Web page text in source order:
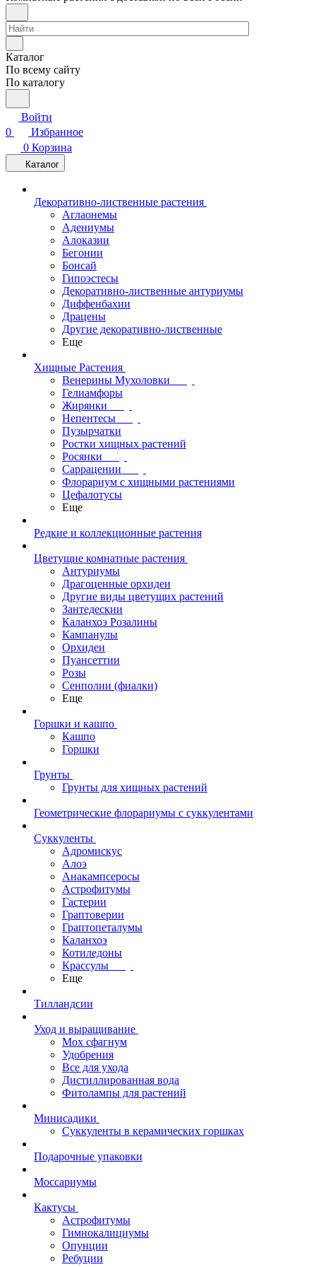
Каталог
По всему сайту
По каталогу
Войти
0
Избранное
0 Корзина
Каталог
Декоративно-лиственные растения
Аглаонемы
Адениумы
Алоказии
Бегонии
Бонсай
Гипоэстесы
Декоративно-лиственные антуриумы
Диффенбахии
Драцены
Другие декоративно-лиственные
Еще
Хищные Растения
Венерины Мухоловки
Гелиамфоры
Жирянки
Непентесы
Пузырчатки
Ростки хищных растений
Росянки
Саррацении
Флорариум с хищными растениями
Цефалотусы
Еще
Редкие и коллекционные растения
Цветущие комнатные растения
Антуриумы
Драгоценные орхидеи
Другие виды цветущих растений
Зантедескии
Каланхоэ Розалины
Кампанулы
Орхидеи
Пуансеттии
Розы
Сенполии (фиалки)
Еще
Горшки и кашпо
Кашпо
Горшки
Грунты
Грунты для хищных растений
Геометрические флорариумы с суккулентами
Суккуленты
Адромискус
Алоэ
Анакампсеросы
Астрофитумы
Гастерии
Граптоверии
Граптопеталумы
Каланхоэ
Котиледоны
Крассулы
Еще
Тилландсии
Уход и выращивание
Мох сфагнум
Удобрения
Все для ухода
Дистиллированная вода
Фитолампы для растений
Минисадики
Суккуленты в керамических горшках
Подарочные упаковки
Моссариумы
Кактусы
Астрофитумы
Гимнокалициумы
Опунции
Ребуции